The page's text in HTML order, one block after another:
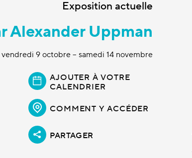
Exposition actuelle
Alexander Uppman
9 octobre – samedi 14 novembre
AJOUTER À VOTRE
CALENDRIER
COMMENT Y ACCÉDER
PARTAGER